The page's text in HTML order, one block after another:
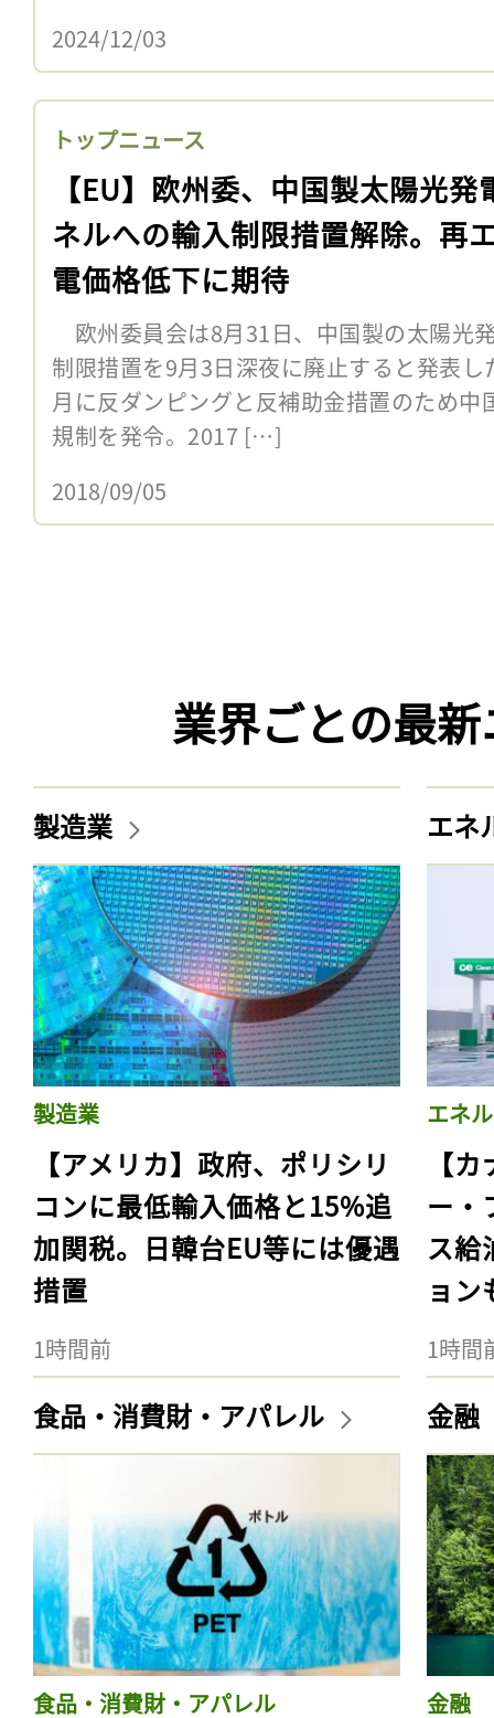
2024/12/03
トップニュース
【EU】欧州委、中国製太陽光発
ネルへの輸入制限措置解除。再
電価格低下に期待
欧州委員会は8月31日、中国製の太陽光
制限措置を9月3日深夜に廃止すると発表
月に反ダンピングと反補助金措置のため
規制を発令。2017 […]
2018/09/05
業界ごとの最
製造業
製造業
【アメリカ】政府、ポリシリ
コンに最低輸入価格と15%追
加関税。日韓台EU等には優遇
措置
1時間前
エネ
エネ
【
ー・
ス給
ョン
1時間
食品・消費財・アパレル
食品・消費財・アパレル
金融
金融